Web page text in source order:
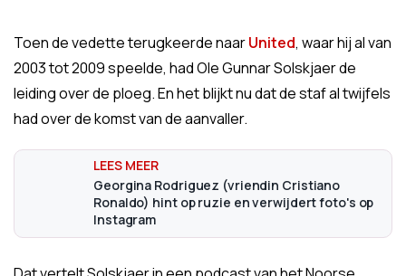
Toen de vedette terugkeerde naarUnited, waar hij al van
2003 tot 2009 speelde, had Ole Gunnar Solskjaer de
leiding over de ploeg. En het blijkt nu dat de staf al twijfels
had over de komst van de aanvaller.
Georgina Rodriguez (vriendin Cristiano
Ronaldo) hint op ruzie en verwijdert foto's op
Instagram